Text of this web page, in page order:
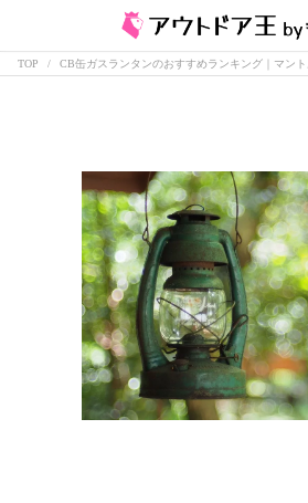
TOP CB缶ガスランタンのおすすめランキング｜マン